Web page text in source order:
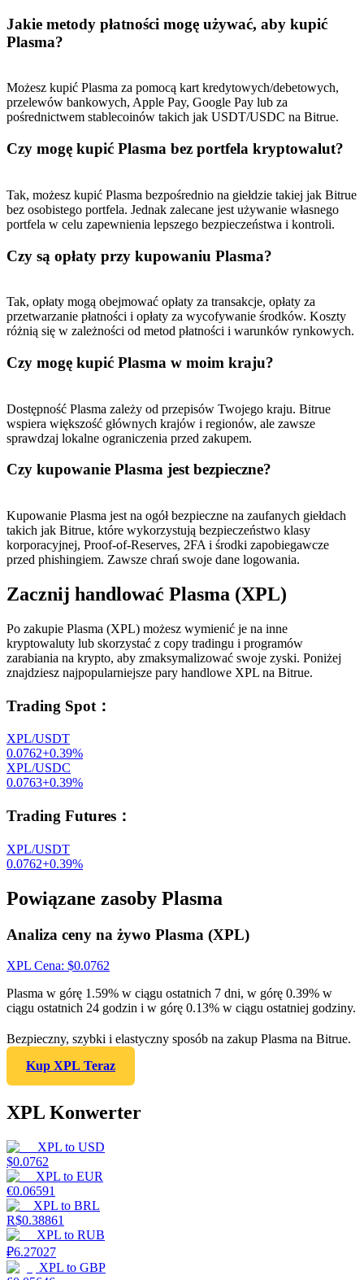
Jakie metody płatności mogę używać, aby kupić
Plasma?
Możesz kupić Plasma za pomocą kart kredytowych/debetowych,
przelewów bankowych, Apple Pay, Google Pay lub za
pośrednictwem stablecoinów takich jak USDT/USDC na Bitrue.
Czy mogę kupić Plasma bez portfela kryptowalut?
Tak, możesz kupić Plasma bezpośrednio na giełdzie takiej jak Bitrue
bez osobistego portfela. Jednak zalecane jest używanie własnego
portfela w celu zapewnienia lepszego bezpieczeństwa i kontroli.
Czy są opłaty przy kupowaniu Plasma?
Tak, opłaty mogą obejmować opłaty za transakcje, opłaty za
przetwarzanie płatności i opłaty za wycofywanie środków. Koszty
różnią się w zależności od metod płatności i warunków rynkowych.
Czy mogę kupić Plasma w moim kraju?
Dostępność Plasma zależy od przepisów Twojego kraju. Bitrue
wspiera większość głównych krajów i regionów, ale zawsze
sprawdzaj lokalne ograniczenia przed zakupem.
Czy kupowanie Plasma jest bezpieczne?
Kupowanie Plasma jest na ogół bezpieczne na zaufanych giełdach
takich jak Bitrue, które wykorzystują bezpieczeństwo klasy
korporacyjnej, Proof-of-Reserves, 2FA i środki zapobiegawcze
przed phishingiem. Zawsze chrań swoje dane logowania.
Zacznij handlować Plasma (XPL)
Po zakupie Plasma (XPL) możesz wymienić je na inne
kryptowaluty lub skorzystać z copy tradingu i programów
zarabiania na krypto, aby zmaksymalizować swoje zyski. Poniżej
znajdziesz najpopularniejsze pary handlowe XPL na Bitrue.
Trading Spot ：
XPL/USDT
0.0762+0.39%
XPL/USDC
0.0763+0.39%
Trading Futures ：
XPL/USDT
0.0762+0.39%
Powiązane zasoby Plasma
Analiza ceny na żywo Plasma (XPL)
XPL Cena: $0.0762
Plasma w górę 1.59% w ciągu ostatnich 7 dni, w górę 0.39% w
ciągu ostatnich 24 godzin i w górę 0.13% w ciągu ostatniej godziny.
Bezpieczny, szybki i elastyczny sposób na zakup Plasma na Bitrue.
Kup XPL Teraz
XPL Konwerter
XPL to USD
$0.0762
XPL to EUR
€0.06591
XPL to BRL
R$0.38861
XPL to RUB
₽6.27027
XPL to GBP